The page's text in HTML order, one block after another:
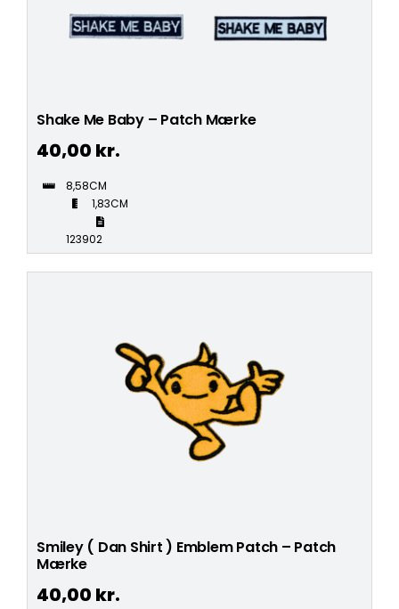
Shake Me Baby – Patch Mærke
40,00 kr.
8,58CM
1,83CM
123902
Smiley ( Dan Shirt ) Emblem Patch – Patch
Mærke
40,00 kr.